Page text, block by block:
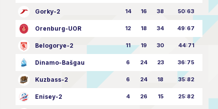
Gorky-2 14 16 38 50:63
Orenburg-UOR 12 18 34 49:67
Belogorye-2 11 19 30 44:71
Dinamo-Bašgau 6 24 23 36:75
Kuzbass-2 6 24 18 35:82
Enisey-2 4 26 15 25:82